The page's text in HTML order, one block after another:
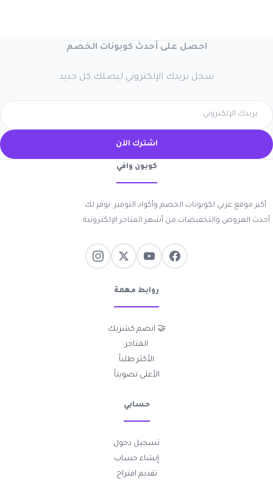
احصل على أحدث كوبونات الخصم
سجل بريدك الإلكتروني ليصلك كل جديد
اشترك الآن
كوبون وافي
أكبر موقع عربي لكوبونات الخصم وأكواد التوفير. نوفر لك
أحدث العروض والتخفيضات من أشهر المتاجر الإلكترونية.
روابط مهمة
🤝 انضم كشريك
المتاجر
الأكثر طلباً
الأعلى تصويتاً
حسابي
تسجيل دخول
إنشاء حساب
تقديم اقتراح